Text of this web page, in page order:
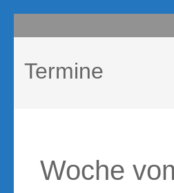
Inhalt
(Enter
drücken)
compurem
Termine
Woche